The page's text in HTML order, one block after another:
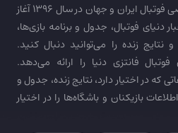
14بازیکن به عنوان رسانه تخصصی فوتبال ایران و جهان در سال 1396 آغاز
14بازیکن اخبار دنیای فوتبال، جدول و برنامه بازی‌ها،
نتایج زنده را می‌توانید دنبال کنید.
فوتبال فانتزی دنیا را ارائه می‌دهد.
که در اختیار دارد، نتایج زنده، جدول و
بازیکنان و باشگاه‌ها را در اختیار